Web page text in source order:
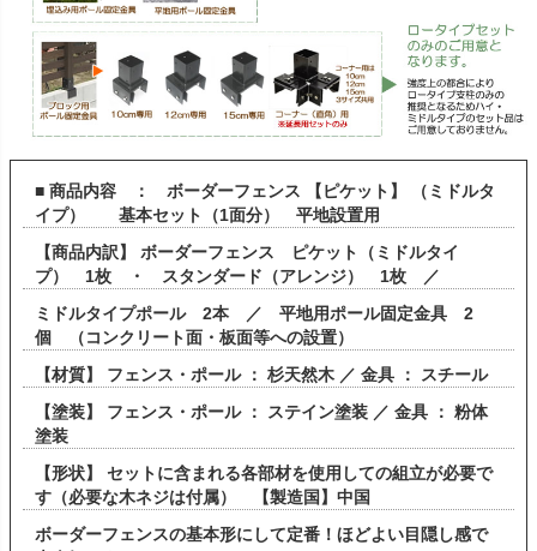
■ 商品内容 ： ボーダーフェンス 【ピケット】 （ミドルタ
イプ） 基本セット（1面分） 平地設置用
【商品内訳】 ボーダーフェンス ピケット（ミドルタイ
プ） 1枚 ・ スタンダード（アレンジ） 1枚 ／
ミドルタイプポール 2本 ／ 平地用ポール固定金具 2
個 （コンクリート面・板面等への設置）
【材質】 フェンス・ポール ： 杉天然木 ／ 金具 ： スチール
【塗装】 フェンス・ポール ： ステイン塗装 ／ 金具 ： 粉体
塗装
【形状】 セットに含まれる各部材を使用しての組立が必要で
す（必要な木ネジは付属） 【製造国】中国
ボーダーフェンスの基本形にして定番！ほどよい目隠し感で